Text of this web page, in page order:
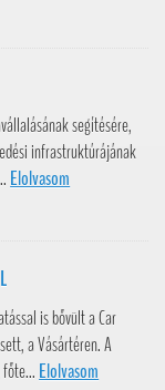
segítésére,
infrastruktúrájának
Elolvasom
is bővült a Car
a Vásártéren. A
Elolvasom